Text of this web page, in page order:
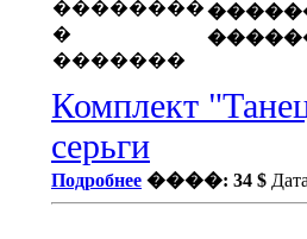
Комплект
серьги
Подробнее ����: 34 $